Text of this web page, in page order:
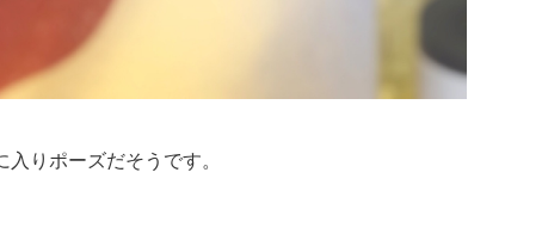
りポーズだそうです。